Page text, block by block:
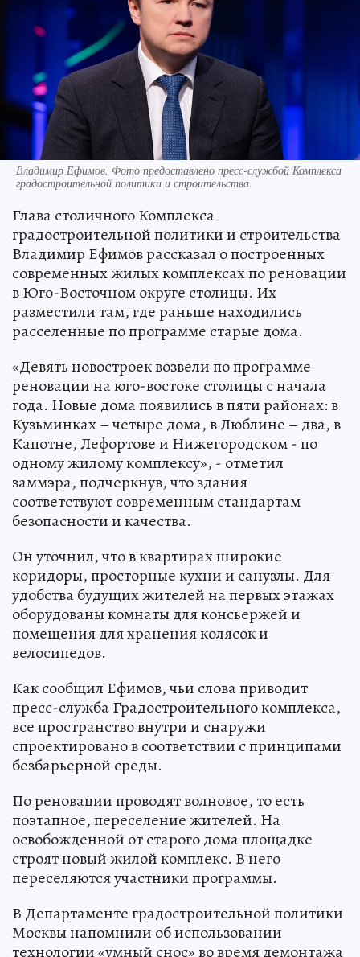
Владимир Ефимов. Фото предоставлено пресс-службой Комплекса
градостроительной политики и строительства.
Глава столичного Комплекса
градостроительной политики и строительства
Владимир Ефимов рассказал о построенных
современных жилых комплексах по реновации
в Юго-Восточном округе столицы. Их
разместили там, где раньше находились
расселенные по программе старые дома.
«Девять новостроек возвели по программе
реновации на юго-востоке столицы с начала
года. Новые дома появились в пяти районах: в
Кузьминках – четыре дома, в Люблине – два, в
Капотне, Лефортове и Нижегородском - по
одному жилому комплексу», - отметил
заммэра, подчеркнув, что здания
соответствуют современным стандартам
безопасности и качества.
Он уточнил, что в квартирах широкие
коридоры, просторные кухни и санузлы. Для
удобства будущих жителей на первых этажах
оборудованы комнаты для консьержей и
помещения для хранения колясок и
велосипедов.
Как сообщил Ефимов, чьи слова приводит
пресс-служба Градостроительного комплекса,
все пространство внутри и снаружи
спроектировано в соответствии с принципами
безбарьерной среды.
По реновации проводят волновое, то есть
поэтапное, переселение жителей. На
освобожденной от старого дома площадке
строят новый жилой комплекс. В него
переселяются участники программы.
В Департаменте градостроительной политики
Москвы напомнили об использовании
технологии «умный снос» во время демонтажа